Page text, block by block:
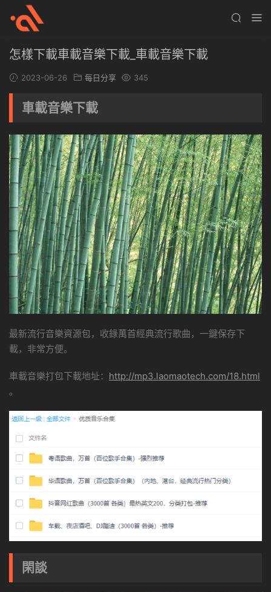
怎樣下載車載音樂下載_車載音樂下載
2023-06-26 每日分享 345
車載音樂下載
最新流行音樂資源包，收錄萬首經典流行歌曲，一鍵保存下
載，非常方便。
車載音樂打包下載地址： http://mp3.laomaotech.com/18.html
。
閑談